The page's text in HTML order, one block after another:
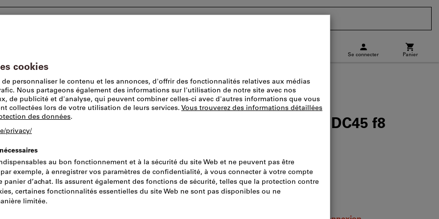
Se connecter Panier
pour portes-fenêtres Serrures antipanique électriques ou motorisées
maco M-TS à bas F24/16 PZ92 DC45 f8